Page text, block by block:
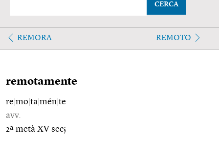
CERCA
REMORA REMOTO
remotamente
re mo ta mén te
avv.
2ª metà XV sec;